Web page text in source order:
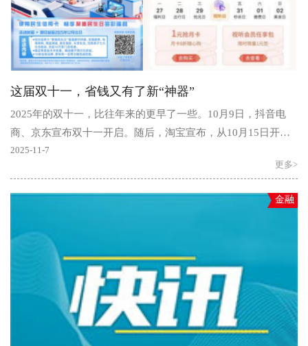
这届双十一，省钱又有了新“神器”
2025年的双十一，比往年来的更早了一些。10月9日，抖音电
商、京东宣布双十一开启。随后，淘宝宣布，从10月15日开始
双十一购物节，一直持续到11月14日，整整28天“超长待机..
2025-11-7
更多>
金融